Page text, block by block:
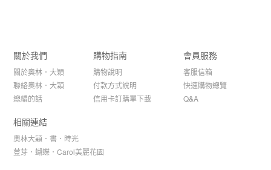
關於我們
關於奧林．大穎
聯絡奧林．大穎
總編的話
購物指南
購物說明
付款方式說明
信用卡訂購單下載
會員服務
客服信箱
快速購物總覽
Q&A
相關連結
奧林大穎．書．時光
荳芽．蝴蝶．Carol美麗花園